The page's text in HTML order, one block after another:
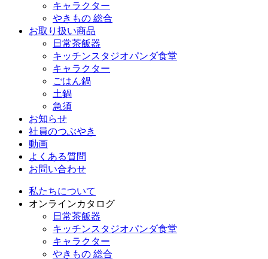
キャラクター
やきもの 総合
お取り扱い商品
日常茶飯器
キッチンスタジオパンダ食堂
キャラクター
ごはん鍋
土鍋
急須
お知らせ
社員のつぶやき
動画
よくある質問
お問い合わせ
私たちについて
オンラインカタログ
日常茶飯器
キッチンスタジオパンダ食堂
キャラクター
やきもの 総合